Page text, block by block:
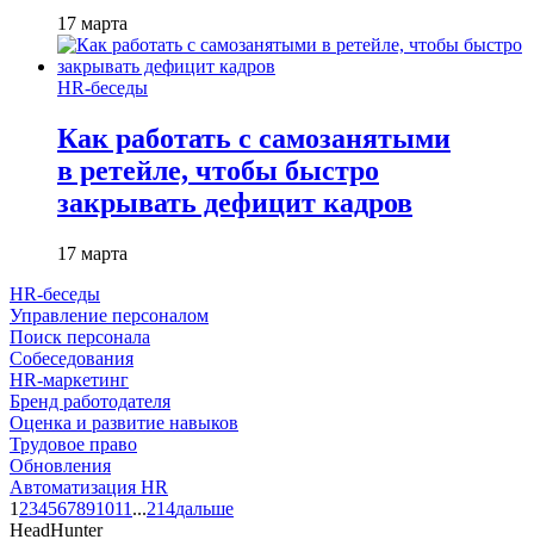
17 марта
HR-беседы
Как работать с самозанятыми
в ретейле, чтобы быстро
закрывать дефицит кадров
17 марта
HR-беседы
Управление персоналом
Поиск персонала
Собеседования
HR-маркетинг
Бренд работодателя
Оценка и развитие навыков
Трудовое право
Обновления
Автоматизация HR
1 234567891011 ...214дальше
HeadHunter